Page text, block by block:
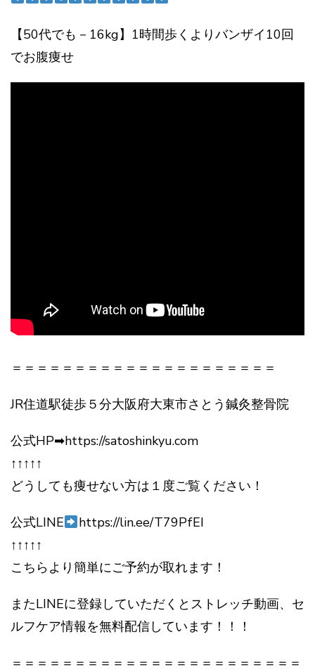
【50代でも－16kg】1時間歩くよりバンザイ10回
でお腹痩せ
＝＝＝＝＝＝＝＝＝＝＝＝＝＝＝＝＝＝＝＝＝
JR住道駅徒歩５分大阪府大東市さとう鍼灸整骨院
公式HP➡https://satoshinkyu.com
↑↑↑↑↑
どうしても痩せない方は１度ご覧ください！
公式LINE
https://lin.ee/T79PfEI
↑↑↑↑↑
こちらより簡単にご予約が取れます！
またLINEに登録していただくとストレッチ動画、セ
ルフケア情報を無料配信しています！！！
＝＝＝＝＝＝＝＝＝＝＝＝＝＝＝＝＝＝＝＝＝＝＝